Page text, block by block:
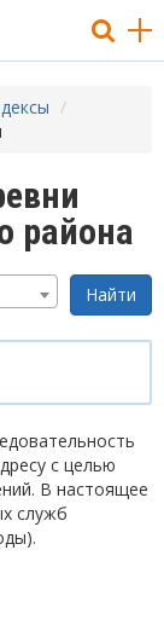
района
с целью
В настоящее
служб